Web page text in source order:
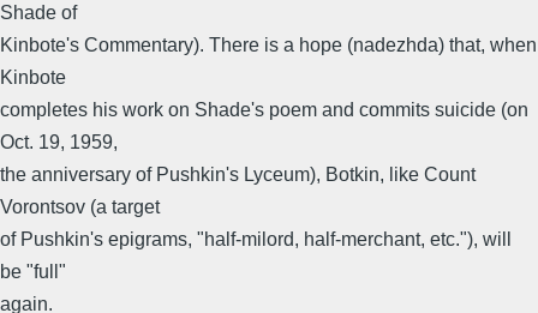
Shade of
Kinbote's Commentary). There is a hope (nadezhda) that, when
Kinbote
completes his work on Shade's poem and commits suicide (on
Oct. 19, 1959,
the anniversary of Pushkin's Lyceum), Botkin, like Count
Vorontsov (a target
of Pushkin's epigrams, "half-milord, half-merchant, etc."), will
be "full"
again.